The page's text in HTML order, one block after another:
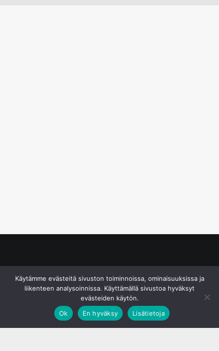
Käytämme evästeitä sivuston toiminnoissa, ominaisuuksissa ja
liikenteen analysoinnissa. Käyttämällä sivustoa hyväksyt
evästeiden käytön.
Ok
En hyväksy Lisätietoja